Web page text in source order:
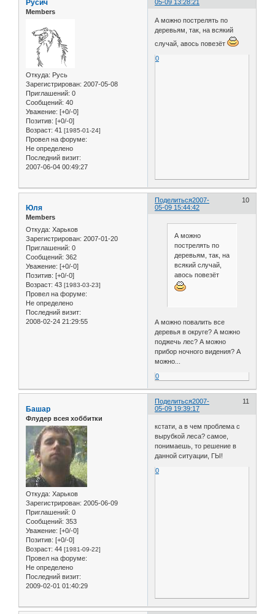
05-09 13:28:21
Русич
Members
Откуда: Русь
Зарегистрирован: 2007-05-08
Приглашений: 0
Сообщений: 40
Уважение: [+0/-0]
Позитив: [+0/-0]
Возраст: 41 [1985-01-24]
Провел на форуме:
Не определено
Последний визит:
2007-06-04 00:49:27
А можно пострелять по
деревьям, так, на всякий
случай, авось повезёт
0
Поделиться 10
2007-
05-09 15:44:42
Юля
Members
Откуда: Харьков
Зарегистрирован: 2007-01-20
Приглашений: 0
Сообщений: 362
Уважение: [+0/-0]
Позитив: [+0/-0]
Возраст: 43 [1983-03-23]
Провел на форуме:
Не определено
Последний визит:
2008-02-24 21:29:55
А можно
пострелять по
деревьям, так, на
всякий случай,
авось повезёт
А можно повалить все
деревья в округе? А можно
поджечь лес? А можно
прибор ночного видения? А
можно...
0
Поделиться 11
2007-
05-09 19:39:17
Башар
Флудер всея хоббитки
Откуда: Харьков
Зарегистрирован: 2005-06-09
Приглашений: 0
Сообщений: 353
Уважение: [+0/-0]
Позитив: [+0/-0]
Возраст: 44 [1981-09-22]
Провел на форуме:
Не определено
Последний визит:
2009-02-01 01:40:29
кстати, а в чем проблема с
вырубкой леса? самое,
понимаешь, то решение в
данной ситуации, ГЫ!
0